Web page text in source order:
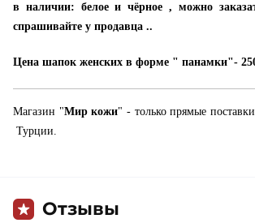
в наличии: белое и чёрное , можно
спрашивайте у продавца ..
Цена шапок женских в форме " панамки"-
Магазин "Мир кожи" - только прямые
Турции.
Отзывы